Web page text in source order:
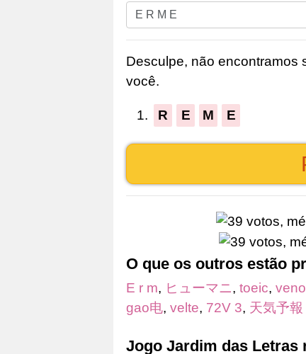
Digite
todas
letras
do
quebra-
cabeça:
Desculpe, não encontramos
você.
1. R E M E
O que os outros estão
E r m, ヒューマニ, toeic,
gao电, velte, 72V 3, 天気予報
Jogo Jardim das Letras